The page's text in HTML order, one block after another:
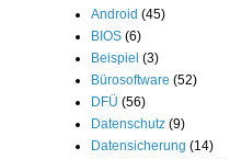
Android (45)
BIOS (6)
Beispiel (3)
Bürosoftware (52)
DFÜ (56)
Datenschutz (9)
Datensicherung (14)